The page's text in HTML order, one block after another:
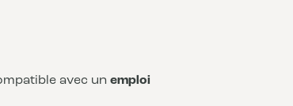
avec un emploi